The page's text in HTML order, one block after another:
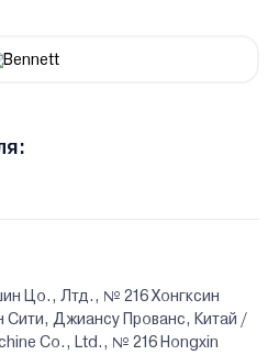
Цо., Лтд., № 216 Хонгксин
Сити, Джиансу Прованс, Китай /
Co., Ltd., № 216 Hongxin